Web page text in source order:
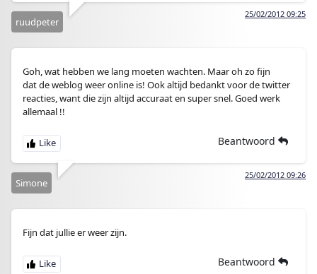
25/02/2012 09:25
ruudpeter
Goh, wat hebben we lang moeten wachten. Maar oh zo fijn
dat de weblog weer online is! Ook altijd bedankt voor de twitter
reacties, want die zijn altijd accuraat en super snel. Goed werk
allemaal !!
Beantwoord
25/02/2012 09:26
Simone
Fijn dat jullie er weer zijn.
Beantwoord